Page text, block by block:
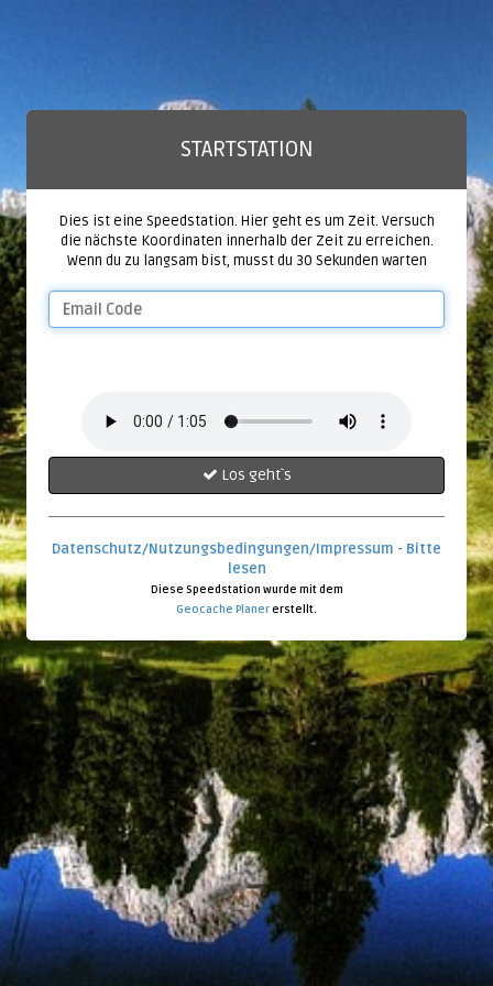
STARTSTATION
Dies ist eine Speedstation. Hier geht es um Zeit. Versuch
die nächste Koordinaten innerhalb der Zeit zu erreichen.
Wenn du zu langsam bist, musst du 30 Sekunden warten
Los geht`s
Datenschutz/Nutzungsbedingungen/Impressum - Bitte
lesen
Diese Speedstation wurde mit dem
Geocache Planererstellt.